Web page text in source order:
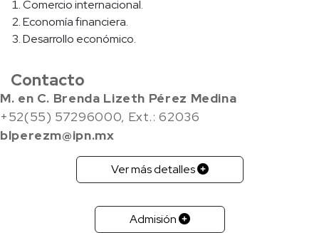
Comercio internacional.
Economía financiera.
Desarrollo económico.
Contacto
M. en C. Brenda Lizeth Pérez Medina
+52(55) 57296000, Ext.: 62036
blperezm@ipn.mx
Ver más detalles
Admisión